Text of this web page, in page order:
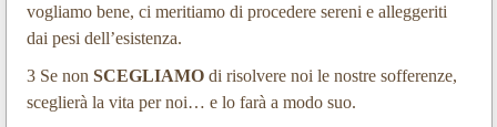
vogliamo bene, ci meritiamo di procedere sereni e alleggeriti
dai pesi dell’esistenza.
3 Se non SCEGLIAMOdi risolvere noi le nostre sofferenze,
sceglierà la vita per noi… e lo farà a modo suo.